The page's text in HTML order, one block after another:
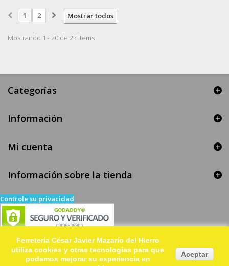
Mostrar todos
1 2
Mostrando 1 - 20 de 23 items
Categorías
Información
Mi cuenta
Información sobre la tienda
Ferretería César Javier Mazarío del Hierro
utiliza cookies y otras tecnologías para que
podamos mejorar su experiencia en
Aceptar
Controle su privacidad